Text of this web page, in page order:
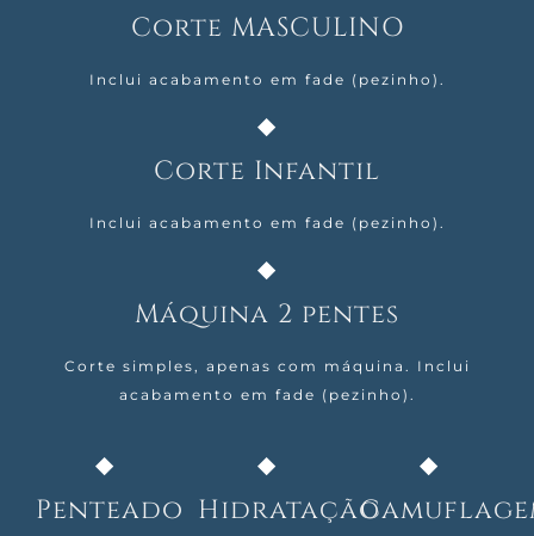
Corte MASCULINO
Inclui acabamento em fade (pezinho).
Corte Infantil
Inclui acabamento em fade (pezinho).
Máquina 2 pentes
Corte simples, apenas com máquina. Inclui
acabamento em fade (pezinho).
Penteado Hidratação